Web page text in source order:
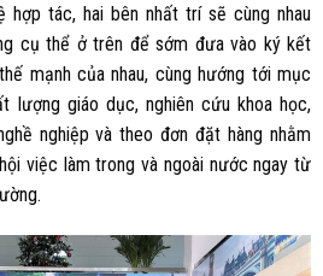
hợp tác, hai bên nhất trí sẽ cùng nhau
cụ thể ở trên để sớm đưa vào ký kết
mạnh của nhau, cùng hướng tới mục
lượng giáo dục, nghiên cứu khoa học,
nghiệp và theo đơn đặt hàng nhằm
việc làm trong và ngoài nước ngay từ